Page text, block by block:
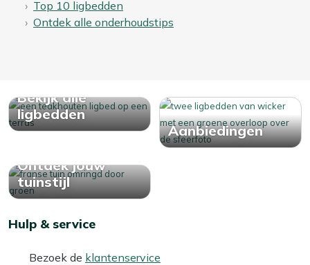
Top 10 ligbedden
Ontdek alle onderhoudstips
Bekijk alle
ligbedden
Aanbiedingen
Ontdek jouw
tuinstijl
Hulp & service
Bezoek de klantenservice